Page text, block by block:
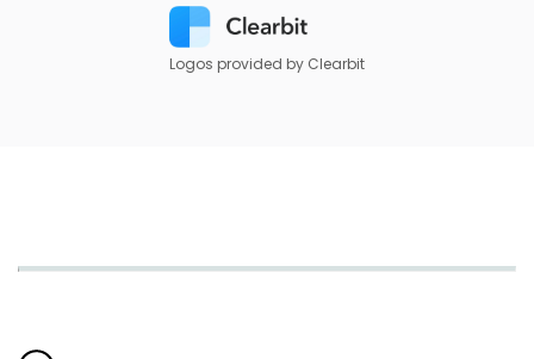
Logos provided by Clearbit